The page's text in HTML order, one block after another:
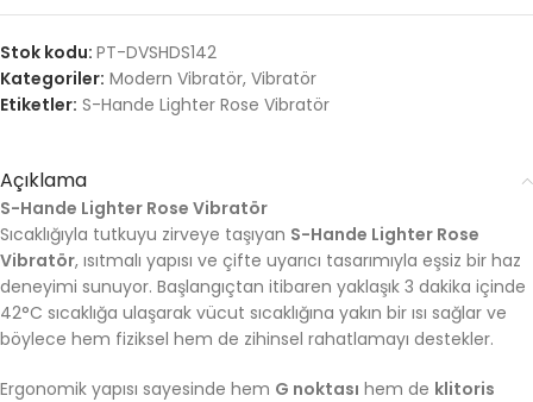
Stok kodu: PT-DVSHDS142
Kategoriler: Modern Vibratör, Vibratör
Etiketler: S-Hande Lighter Rose Vibratör
Açıklama
S-Hande Lighter Rose Vibratör
Sıcaklığıyla tutkuyu zirveye taşıyan S-Hande Lighter Rose
Vibratör, ısıtmalı yapısı ve çifte uyarıcı tasarımıyla eşsiz bir haz
deneyimi sunuyor. Başlangıçtan itibaren yaklaşık 3 dakika içinde
42°C sıcaklığa ulaşarak vücut sıcaklığına yakın bir ısı sağlar ve
böylece hem fiziksel hem de zihinsel rahatlamayı destekler.
Ergonomik yapısı sayesinde hem G noktası hem de klitoris